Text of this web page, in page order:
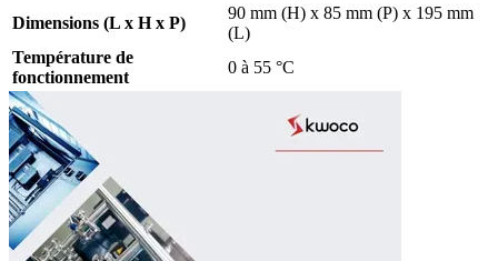
Dimensions (L x H x P)
90 mm (H) x 85 mm (P) x 195 mm
(L)
Température de
fonctionnement
0 à 55 °C